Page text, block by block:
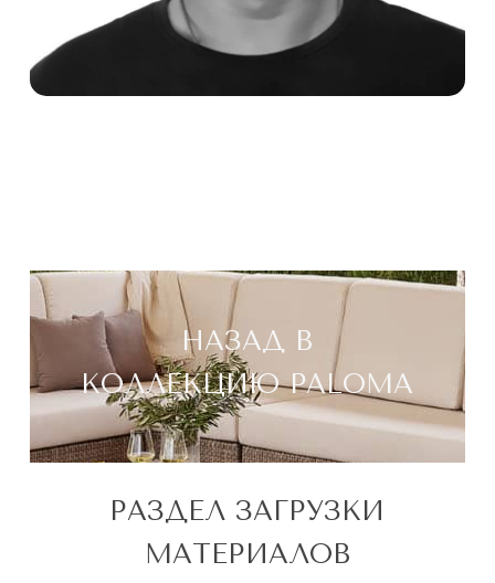
НАЗАД В
КОЛЛЕКЦИЮ PALOMA
РАЗДЕЛ ЗАГРУЗКИ
МАТЕРИАЛОВ